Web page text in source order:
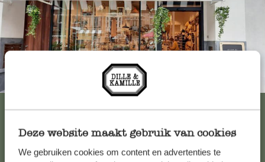
Deze website maakt gebruik van cookies
We gebruiken cookies om content en advertenties te
Immer in der Nähe